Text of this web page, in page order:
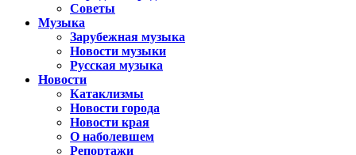
Советы
Музыка
Зарубежная музыка
Новости музыки
Русская музыка
Новости
Катаклизмы
Новости города
Новости края
О наболевшем
Репортажи